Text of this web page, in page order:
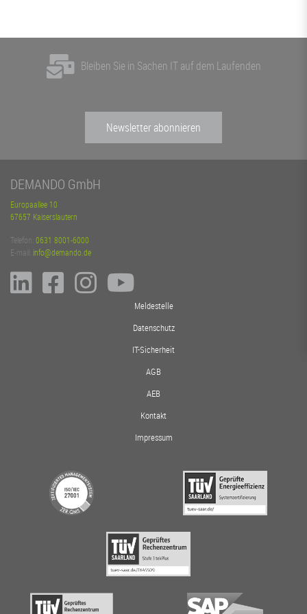
Bleiben Sie in Sachen IT auf dem Laufenden
Newsletter abonnieren
DEMANDO GmbH
Europaallee 10
67657 Kaiserslautern
Telefon: 0631 8001-6000
E-mail: info@demando.de
Meldestelle
Datenschutz
IT-Sicherheit
AGB
AEB
Kontakt
Impressum